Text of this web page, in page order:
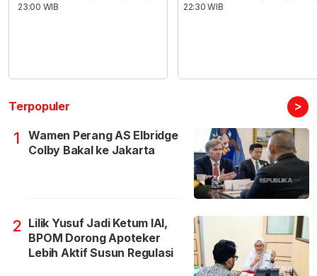
23:00 WIB
22:30 WIB
Terpopuler >
1
Wamen Perang AS Elbridge
Colby Bakal ke Jakarta
2 Lilik Yusuf Jadi Ketum IAI,
BPOM Dorong Apoteker
Lebih Aktif Susun Regulasi